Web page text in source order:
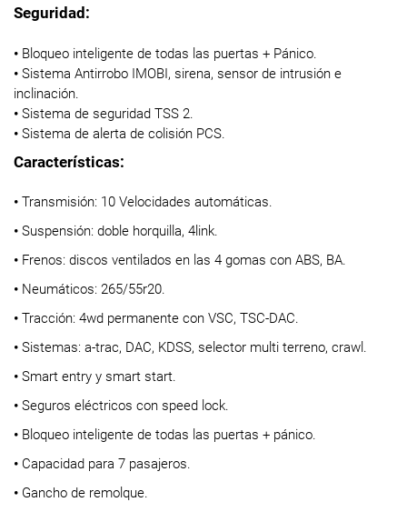
Seguridad:
• Bloqueo inteligente de todas las puertas + Pánico.
• Sistema Antirrobo IMOBI, sirena, sensor de intrusión e
inclinación.
• Sistema de seguridad TSS 2.
• Sistema de alerta de colisión PCS.
Características:
• Transmisión: 10 Velocidades automáticas.
• Suspensión: doble horquilla, 4link.
• Frenos: discos ventilados en las 4 gomas con ABS, BA.
• Neumáticos: 265/55r20.
• Tracción: 4wd permanente con VSC, TSC-DAC.
• Sistemas: a-trac, DAC, KDSS, selector multi terreno, crawl.
• Smart entry y smart start.
• Seguros eléctricos con speed lock.
• Bloqueo inteligente de todas las puertas + pánico.
• Capacidad para 7 pasajeros.
• Gancho de remolque.